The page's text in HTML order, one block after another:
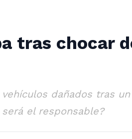
tras chocar
dañados tras
el responsable?